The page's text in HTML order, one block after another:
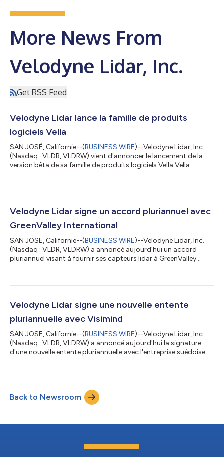
More News From
Velodyne Lidar, Inc.
Get RSS Feed
Velodyne Lidar lance la famille de produits
logiciels Vella
SAN JOSÉ, Californie--(BUSINESS WIRE)--Velodyne Lidar, Inc.
(Nasdaq : VLDR, VLDRW) vient d'annoncer le lancement de la
version bêta de sa famille de produits logiciels Vella.Vella
applications autonomes. Grâce à la plateforme en ligne Vella
aux offres logicielles de Vella, dont Vella Go pour la gestion des
Velodyne Lidar signe un accord pluriannuel avec
GreenValley International
SAN JOSE, Californie--(BUSINESS WIRE)--Velodyne Lidar, Inc.
(Nasdaq : VLDR, VLDRW) a annoncé aujourd'hui un accord
pluriannuel visant à fournir ses capteurs lidar à GreenValley
dépourvus de GPS. Velodyne livre déjà des capteurs à
capteurs lidar Puck de Velodyne pour fournir des capacités de
perception et de navi...
Velodyne Lidar signe une nouvelle entente
pluriannuelle avec Visimind
SAN JOSE, Californie--(BUSINESS WIRE)--Velodyne Lidar, Inc.
(Nasdaq : VLDR, VLDRW) a annoncé aujourd'hui la signature
d'une nouvelle entente pluriannuelle avec l'entreprise suédoise
de Velodyne. Cette entente renforce le partenariat de longue
date entre Visimind et Velodyne Lidar, avec notamment un
Back to Newsroom